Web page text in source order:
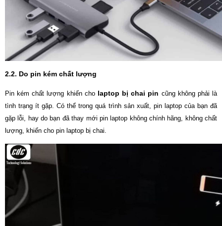
2.2. Do pin kém chất lượng
Pin kém chất lượng khiến cho laptop bị chai pin cũng không phải là
tình trạng ít gặp. Có thể trong quá trình sản xuất, pin laptop của bạn đã
gặp lỗi, hay do bạn đã thay mới pin laptop không chính hãng, không chất
lượng, khiến cho pin laptop bị chai.